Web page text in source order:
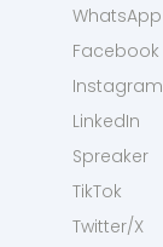
WhatsApp
Facebook
Instagram
LinkedIn
Spreaker
TikTok
Twitter/X